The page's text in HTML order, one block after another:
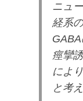
ニュ
経系
痙攣
によ
と考